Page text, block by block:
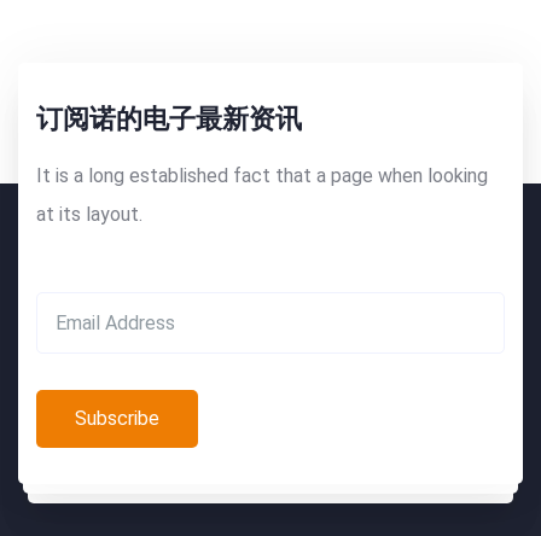
订阅诺的电子最新资讯
It is a long established fact that a page when looking
at its layout.